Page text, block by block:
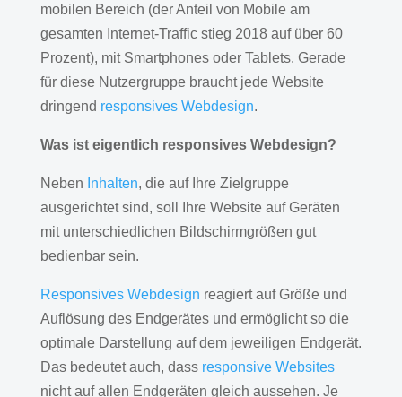
mobilen Bereich (der Anteil von Mobile am
gesamten Internet-Traffic stieg 2018 auf über 60
Prozent), mit Smartphones oder Tablets. Gerade
für diese Nutzergruppe braucht jede Website
dringend responsives Webdesign.
Was ist eigentlich responsives Webdesign?
Neben Inhalten, die auf Ihre Zielgruppe
ausgerichtet sind, soll Ihre Website auf Geräten
mit unterschiedlichen Bildschirmgrößen gut
bedienbar sein.
Responsives Webdesign reagiert auf Größe und
Auflösung des Endgerätes und ermöglicht so die
optimale Darstellung auf dem jeweiligen Endgerät.
Das bedeutet auch, dass responsive Websites
nicht auf allen Endgeräten gleich aussehen. Je